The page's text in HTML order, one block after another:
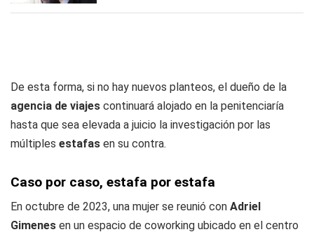
De esta forma, si no hay nuevos planteos, el dueño de la
agencia de viajes continuará alojado en la penitenciaría
hasta que sea elevada a juicio la investigación por las
múltiples estafas en su contra.
Caso por caso, estafa por estafa
En octubre de 2023, una mujer se reunió con Adriel
Gimenes en un espacio de coworking ubicado en el centro